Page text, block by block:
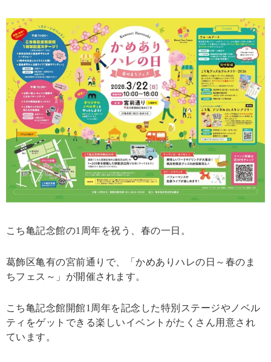
こち亀記念館の1周年を祝う、春の一日。
葛飾区亀有の宮前通りで、「かめありハレの日～春のま
ちフェス～」が開催されます。
こち亀記念館開館1周年を記念した特別ステージやノベル
ティをゲットできる楽しいイベントがたくさん用意され
ています。